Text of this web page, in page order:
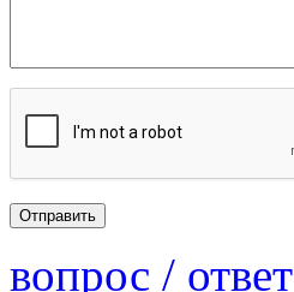
вопрос / ответ